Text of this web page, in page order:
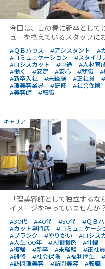
今回は、この春に新卒として
ューを控えているスタッフに
#ＱＢハウス #アシスタント #
#コミュニケーション
#スタイリ
#ロジスカット
#中途 #人材育
#働く
#安定 #安心 #就職 #
#新卒入社
#未経験 #正社員
#理美容業界
#研修 #社会保険
#美容師
#転職
キャリア
「理美容師として独立する
イメージを持っていませんか
#30代 #40代 #50代 #ＱＢ
#カット専門店
#コミュニケーシ
#ブランク
#やりがい #ロジス
#人生100年
#人間関係 #仲間
#復帰
#新卒 #未経験 #正社員
#研修
#社会保険 #福利厚生
#訪問理美容
#訪問美容 #転職